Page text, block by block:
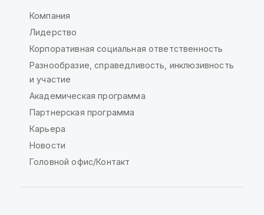
Компания
Лидерство
Корпоративная социальная ответственность
Разнообразие, справедливость, инклюзивность
и участие
Академическая программа
Партнерская программа
Карьера
Новости
Головной офис/Контакт